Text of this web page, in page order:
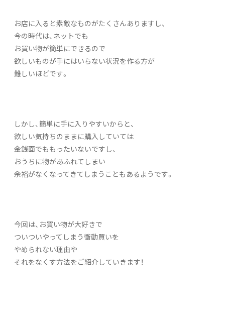
お店に入ると素敵なものがたくさんありますし、
今の時代は、ネットでも
お買い物が簡単にできるので
欲しいものが手にはいらない状況を作る方が
難しいほどです。
しかし、簡単に手に入りやすいからと、
欲しい気持ちのままに購入していては
金銭面でももったいないですし、
おうちに物があふれてしまい
余裕がなくなってきてしまうこともあるようです。
今回は、お買い物が大好きで
ついついやってしまう衝動買いを
やめられない理由や
それをなくす方法をご紹介していきます！